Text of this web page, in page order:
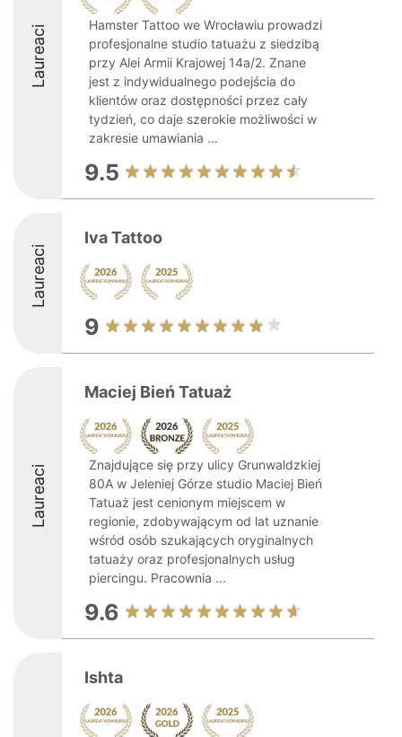
Laureaci
Hamster Tattoo we Wrocławiu prowadzi
profesjonalne studio tatuażu z siedzibą
przy Alei Armii Krajowej 14a/2. Znane
jest z indywidualnego podejścia do
klientów oraz dostępności przez cały
tydzień, co daje szerokie możliwości w
zakresie umawiania ...
9.5
Laureaci
Iva Tattoo
9
Laureaci
Maciej Bień Tatuaż
Znajdujące się przy ulicy Grunwaldzkiej
80A w Jeleniej Górze studio Maciej Bień
Tatuaż jest cenionym miejscem w
regionie, zdobywającym od lat uznanie
wśród osób szukających oryginalnych
tatuaży oraz profesjonalnych usług
piercingu. Pracownia ...
9.6
Ishta